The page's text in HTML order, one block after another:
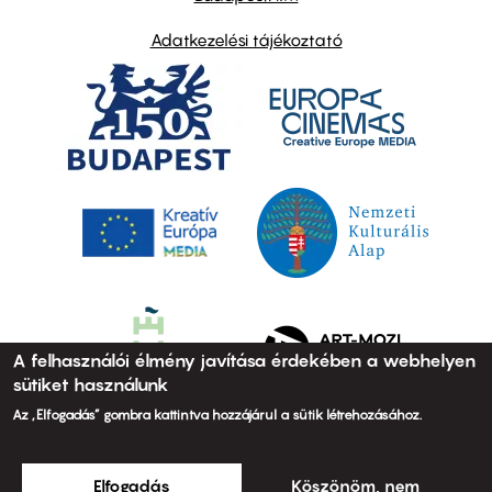
Adatkezelési tájékoztató
A felhasználói élmény javítása érdekében a webhelyen
sütiket használunk
Az „Elfogadás” gombra kattintva hozzájárul a sütik létrehozásához.
Elfogadás Köszönöm, nem